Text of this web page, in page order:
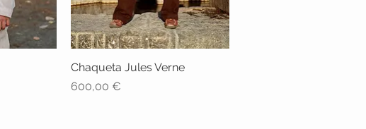
Vista rápida
Chaqueta Jules Verne
Precio
600,00 €